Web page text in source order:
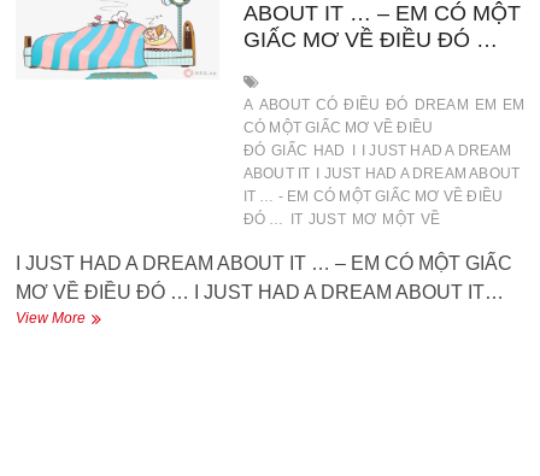
ABOUT IT … – EM CÓ MỘT
GIẤC MƠ VỀ ĐIỀU ĐÓ …
A ABOUT CÓ ĐIỀU ĐÓ DREAM EM
EM
CÓ MỘT GIẤC MƠ VỀ ĐIỀU
ĐÓ GIẤC HAD
I JUST HAD A DREAM
ABOUT IT
I JUST HAD A DREAM ABOUT
IT … - EM CÓ MỘT GIẤC MƠ VỀ ĐIỀU
ĐÓ …
IT JUST MƠ MỘT VỀ
I JUST HAD A DREAM ABOUT IT … – EM CÓ MỘT GIẤC
MƠ VỀ ĐIỀU ĐÓ … I JUST HAD A DREAM ABOUT IT…
View MoreI